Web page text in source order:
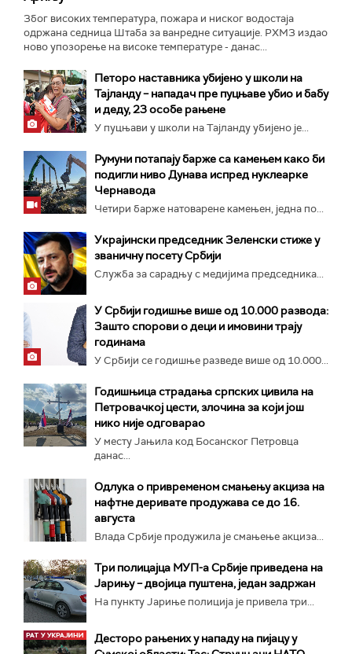
Због високих температура, пожара и ниског водостаја
одржана седница Штаба за ванредне ситуације. РХМЗ издао
ново упозорење на високе температуре - данас...
Петоро наставника убијено у школи на
Тајланду – нападач пре пуцњаве убио и бабу
и деду, 23 особе рањене
У пуцњави у школи на Тајланду убијено је...
Румуни потапају барже са камењем како би
подигли ниво Дунава испред нуклеарке
Чернавода
Четири барже натоварене камењен, једна по...
Украјински председник Зеленски стиже у
званичну посету Србији
Служба за сарадњу с медијима председника...
У Србији годишње више од 10.000 развода:
Зашто спорови о деци и имовини трају
годинама
У Србији се годишње разведе више од 10.000...
Годишњица страдања српских цивила на
Петровачкој цести, злочина за који још
нико није одговарао
У месту Јањила код Босанског Петровца
данас...
Одлука о привременом смањењу акциза на
нафтне деривате продужава се до 16.
августа
Влада Србије продужила је смањење акциза...
Три полицајца МУП-а Србије приведена на
Јарињу – двојица пуштена, један задржан
На пункту Јариње полиција је привела три...
Десторо рањених у нападу на пијацу у